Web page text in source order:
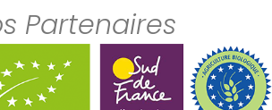
Partenaires